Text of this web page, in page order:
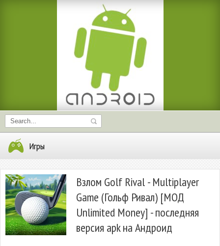
Игры
Взлом Golf Rival - Multiplayer
Game (Гольф Ривал) [МОД
Unlimited Money] - последняя
версия apk на Андроид